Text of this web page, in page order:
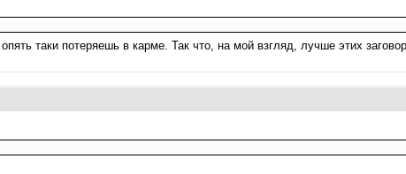
таки потеряешь в карме. Так что, на мой взгляд, лучше этих